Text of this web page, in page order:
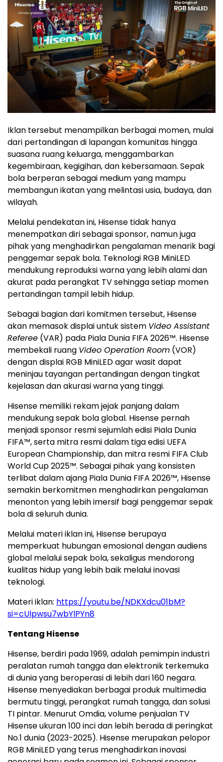
Iklan tersebut menampilkan berbagai momen, mulai
dari pertandingan di lapangan komunitas hingga
suasana ruang keluarga, menggambarkan
kegembiraan, kegigihan, dan kebersamaan. Sepak
bola berperan sebagai medium yang mampu
membangun ikatan yang melintasi usia, budaya, dan
wilayah.
Melalui pendekatan ini, Hisense tidak hanya
menempatkan diri sebagai sponsor, namun juga
pihak yang menghadirkan pengalaman menarik bagi
penggemar sepak bola. Teknologi RGB MiniLED
mendukung reproduksi warna yang lebih alami dan
akurat pada perangkat TV sehingga setiap momen
pertandingan tampil lebih hidup.
Sebagai bagian dari komitmen tersebut, Hisense
akan memasok displai untuk sistem Video Assistant
Referee (VAR) pada Piala Dunia FIFA 2026™. Hisense
membekali ruang Video Operation Room (VOR)
dengan displai RGB MiniLED agar wasit dapat
meninjau tayangan pertandingan dengan tingkat
kejelasan dan akurasi warna yang tinggi.
Hisense memiliki rekam jejak panjang dalam
mendukung sepak bola global. Hisense pernah
menjadi sponsor resmi sejumlah edisi Piala Dunia
FIFA™, serta mitra resmi dalam tiga edisi UEFA
European Championship, dan mitra resmi FIFA Club
World Cup 2025™. Sebagai pihak yang konsisten
terlibat dalam ajang Piala Dunia FIFA 2026™, Hisense
semakin berkomitmen menghadirkan pengalaman
menonton yang lebih imersif bagi penggemar sepak
bola di seluruh dunia.
Melalui materi iklan ini, Hisense berupaya
memperkuat hubungan emosional dengan audiens
global melalui sepak bola, sekaligus mendorong
kualitas hidup yang lebih baik melalui inovasi
teknologi.
Materi iklan: https://youtu.be/NDKXdcu01bM?
si=cUlpwsu7wbYlPYn8
Tentang Hisense
Hisense, berdiri pada 1969, adalah pemimpin industri
peralatan rumah tangga dan elektronik terkemuka
di dunia yang beroperasi di lebih dari 160 negara.
Hisense menyediakan berbagai produk multimedia
bermutu tinggi, perangkat rumah tangga, dan solusi
TI pintar. Menurut Omdia, volume penjualan TV
Hisense ukuran 100 inci dan lebih berada di peringkat
No.1 dunia (2023-2025). Hisense merupakan pelopor
RGB MiniLED yang terus menghadirkan inovasi